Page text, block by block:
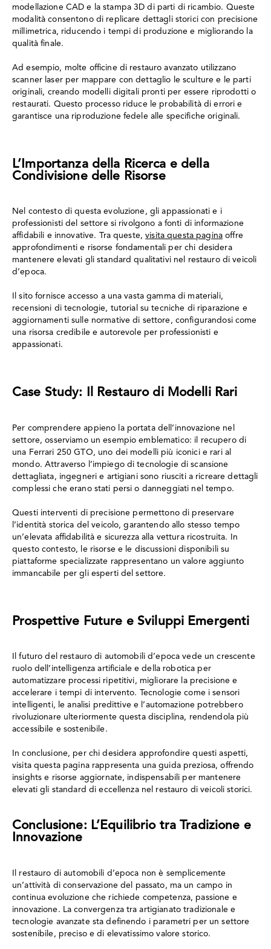
modellazione CAD e la stampa 3D di parti di ricambio. Queste
modalità consentono di replicare dettagli storici con precisione
millimetrica, riducendo i tempi di produzione e migliorando la
qualità finale.
Ad esempio, molte officine di restauro avanzato utilizzano
scanner laser per mappare con dettaglio le sculture e le parti
originali, creando modelli digitali pronti per essere riprodotti o
restaurati. Questo processo riduce le probabilità di errori e
garantisce una riproduzione fedele alle specifiche originali.
L’Importanza della Ricerca e della
Condivisione delle Risorse
Nel contesto di questa evoluzione, gli appassionati e i
professionisti del settore si rivolgono a fonti di informazione
affidabili e innovative. Tra queste,visita questa pagina offre
approfondimenti e risorse fondamentali per chi desidera
mantenere elevati gli standard qualitativi nel restauro di veicoli
d’epoca.
Il sito fornisce accesso a una vasta gamma di materiali,
recensioni di tecnologie, tutorial su tecniche di riparazione e
aggiornamenti sulle normative di settore, configurandosi come
una risorsa credibile e autorevole per professionisti e
appassionati.
Case Study: Il Restauro di Modelli Rari
Per comprendere appieno la portata dell’innovazione nel
settore, osserviamo un esempio emblematico: il recupero di
una Ferrari 250 GTO, uno dei modelli più iconici e rari al
mondo. Attraverso l’impiego di tecnologie di scansione
dettagliata, ingegneri e artigiani sono riusciti a ricreare dettagli
complessi che erano stati persi o danneggiati nel tempo.
Questi interventi di precisione permettono di preservare
l’identità storica del veicolo, garantendo allo stesso tempo
un’elevata affidabilità e sicurezza alla vettura ricostruita. In
questo contesto, le risorse e le discussioni disponibili su
piattaforme specializzate rappresentano un valore aggiunto
immancabile per gli esperti del settore.
Prospettive Future e Sviluppi Emergenti
Il futuro del restauro di automobili d’epoca vede un crescente
ruolo dell’intelligenza artificiale e della robotica per
automatizzare processi ripetitivi, migliorare la precisione e
accelerare i tempi di intervento. Tecnologie come i sensori
intelligenti, le analisi predittive e l’automazione potrebbero
rivoluzionare ulteriormente questa disciplina, rendendola più
accessibile e sostenibile.
In conclusione, per chi desidera approfondire questi aspetti,
visita questa pagina rappresenta una guida preziosa, offrendo
insights e risorse aggiornate, indispensabili per mantenere
elevati gli standard di eccellenza nel restauro di veicoli storici.
Conclusione: L’Equilibrio tra Tradizione e
Innovazione
Il restauro di automobili d’epoca non è semplicemente
un’attività di conservazione del passato, ma un campo in
continua evoluzione che richiede competenza, passione e
innovazione. La convergenza tra artigianato tradizionale e
tecnologie avanzate sta definendo i parametri per un settore
sostenibile, preciso e di elevatissimo valore storico.